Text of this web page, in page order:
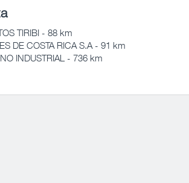
TIRIBI - 88 km
DE COSTA RICA S.A - 91 km
INDUSTRIAL - 736 km